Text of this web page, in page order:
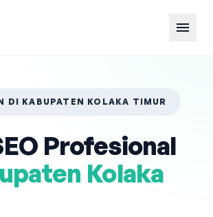
menu
DI KABUPATEN KOLAKA TIMUR
Profesional
Kolaka